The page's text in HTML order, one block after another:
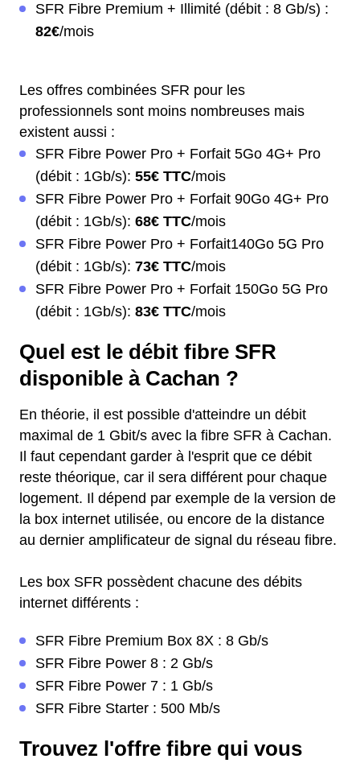
SFR Fibre Premium + Illimité (débit : 8 Gb/s) :
82€/mois
Les offres combinées SFR pour les
professionnels sont moins nombreuses mais
existent aussi :
SFR Fibre Power Pro + Forfait 5Go 4G+ Pro
(débit : 1Gb/s): 55€ TTC/mois
SFR Fibre Power Pro + Forfait 90Go 4G+ Pro
(débit : 1Gb/s): 68€ TTC/mois
SFR Fibre Power Pro + Forfait140Go 5G Pro
(débit : 1Gb/s): 73€ TTC/mois
SFR Fibre Power Pro + Forfait 150Go 5G Pro
(débit : 1Gb/s): 83€ TTC/mois
Quel est le débit fibre SFR
disponible à Cachan ?
En théorie, il est possible d'atteindre un débit
maximal de 1 Gbit/s avec la fibre SFR à Cachan.
Il faut cependant garder à l'esprit que ce débit
reste théorique, car il sera différent pour chaque
logement. Il dépend par exemple de la version de
la box internet utilisée, ou encore de la distance
au dernier amplificateur de signal du réseau fibre.
Les box SFR possèdent chacune des débits
internet différents :
SFR Fibre Premium Box 8X : 8 Gb/s
SFR Fibre Power 8 : 2 Gb/s
SFR Fibre Power 7 : 1 Gb/s
SFR Fibre Starter : 500 Mb/s
Trouvez l'offre fibre qui vous